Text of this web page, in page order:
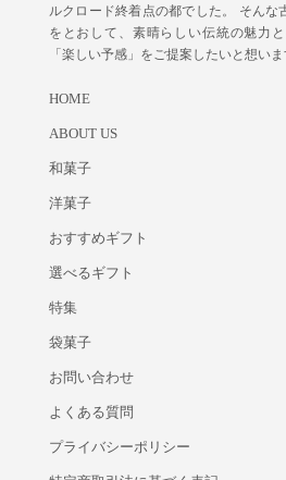
ルクロード終着点の都でした。 そんな
をとおして、素晴らしい伝統の魅力
「楽しい予感」をご提案したいと想いま
HOME
ABOUT US
和菓子
洋菓子
おすすめギフト
選べるギフト
特集
袋菓子
お問い合わせ
よくある質問
プライバシーポリシー